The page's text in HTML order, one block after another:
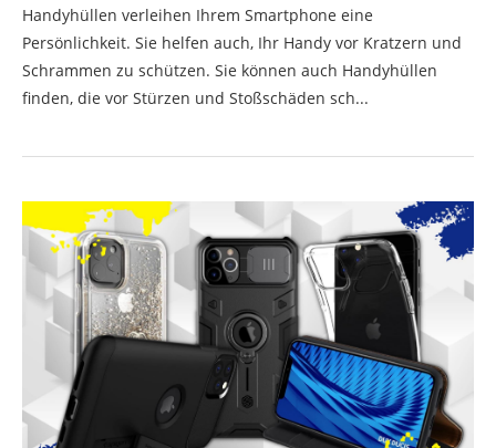
Handyhüllen verleihen Ihrem Smartphone eine
Persönlichkeit. Sie helfen auch, Ihr Handy vor Kratzern und
Schrammen zu schützen. Sie können auch Handyhüllen
finden, die vor Stürzen und Stoßschäden sch...